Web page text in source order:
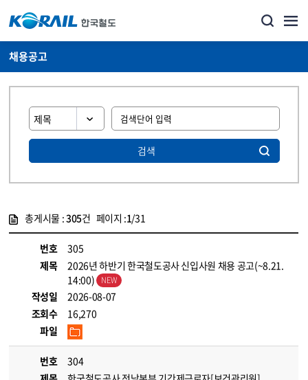
채용공고
검색
총게시물 :305건 페이지 :1/31
번호
305
제목
2026년 하반기 한국철도공사 신입사원 채용 공고(~8.21.
14:00)
작성일
2026-08-07
조회수
16,270
파일
번호
304